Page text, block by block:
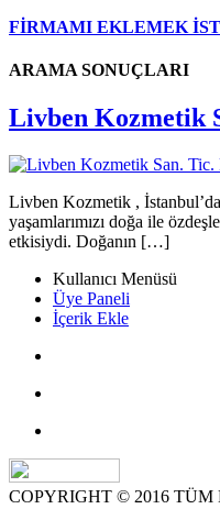
FİRMAMI EKLEMEK
ARAMA SONUÇLARI
Livben Kozmetik
Livben Kozmetik ,
yaşamlarımızı doğa ile
etkisiydi. Doğanın […]
Kullanıcı Menüsü
Üye Paneli
İçerik Ekle
COPYRIGHT © 2016